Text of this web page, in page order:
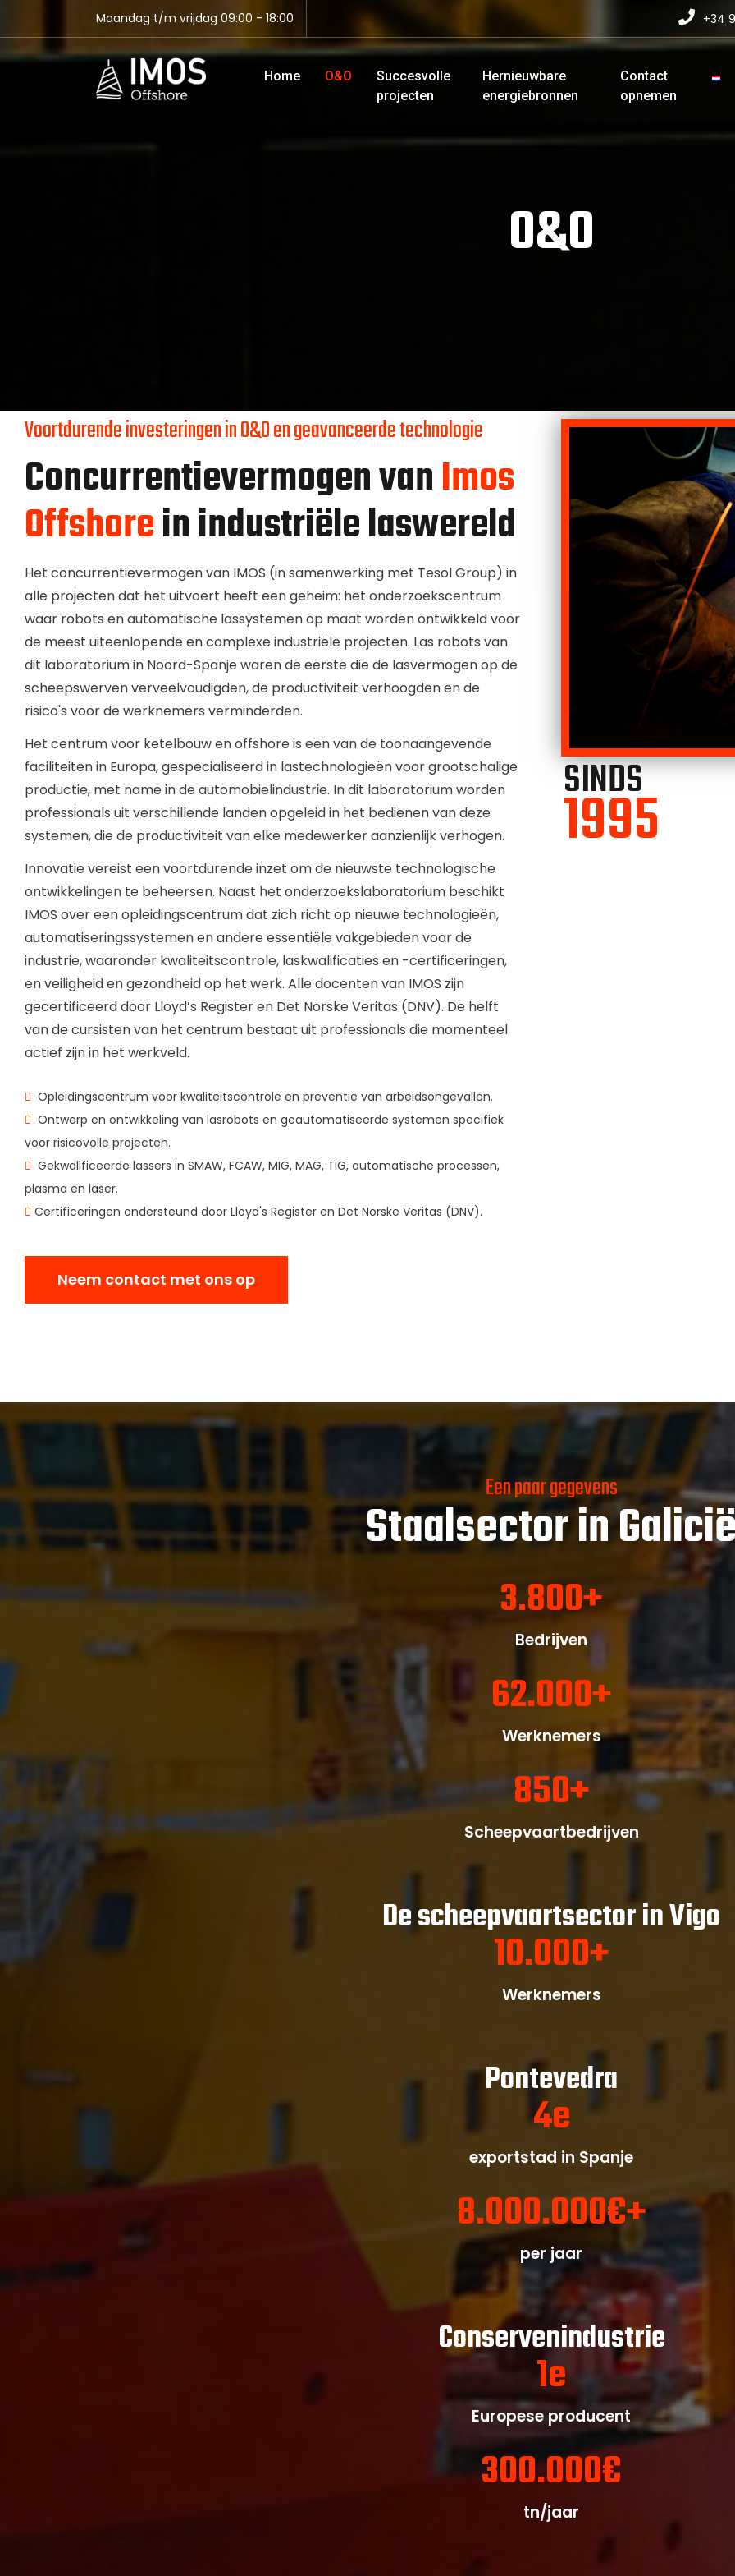
Maandag t/m vrijdag 09:00 - 18:00 +34
Home O&O
Succesvolle
projecten
Hernieuwbare
energiebronnen
Contact
opnemen
O&O
Voortdurende investeringen in O&O en geavanceerde technologie
Concurrentievermogen vanImos
Offshorein industriële laswereld
Het concurrentievermogen van IMOS (in samenwerking met Tesol Group) in
alle projecten dat het uitvoert heeft een geheim: het onderzoekscentrum
waar robots en automatische lassystemen op maat worden ontwikkeld voor
de meest uiteenlopende en complexe industriële projecten. Las robots van
dit laboratorium in Noord-Spanje waren de eerste die de lasvermogen op de
scheepswerven verveelvoudigden, de productiviteit verhoogden en de
risico's voor de werknemers verminderden.
Het centrum voor ketelbouw en offshore is een van de toonaangevende
faciliteiten in Europa, gespecialiseerd in lastechnologieën voor grootschalige
productie, met name in de automobielindustrie. In dit laboratorium worden
professionals uit verschillende landen opgeleid in het bedienen van deze
systemen, die de productiviteit van elke medewerker aanzienlijk verhogen.
Innovatie vereist een voortdurende inzet om de nieuwste technologische
ontwikkelingen te beheersen. Naast het onderzoekslaboratorium beschikt
IMOS over een opleidingscentrum dat zich richt op nieuwe technologieën,
automatiseringssystemen en andere essentiële vakgebieden voor de
industrie, waaronder kwaliteitscontrole, laskwalificaties en -certificeringen,
en veiligheid en gezondheid op het werk. Alle docenten van IMOS zijn
gecertificeerd door Lloyd’s Register en Det Norske Veritas (DNV). De helft
van de cursisten van het centrum bestaat uit professionals die momenteel
actief zijn in het werkveld.
Opleidingscentrum voor kwaliteitscontrole en preventie van arbeidsongevallen.
Ontwerp en ontwikkeling van lasrobots en geautomatiseerde systemen specifiek
voor risicovolle projecten.
Gekwalificeerde lassers in SMAW, FCAW, MIG, MAG, TIG, automatische processen,
plasma en laser.
Certificeringen ondersteund door Lloyd's Register en Det Norske Veritas (DNV).
SINDS
1995
Neem contact met ons op
Een paar gegevens
Staalsector in
Bedrijven
3.800+
Werknemers
62.000+
Scheepvaartbedrijven
850+
De scheepvaartsector in Vigo
Werknemers
10.000+
Pontevedra
exportstad in Spanje
4e
per jaar
8.000.000€+
Conservenindustrie
Europese producent
1e
tn/jaar
300.000€